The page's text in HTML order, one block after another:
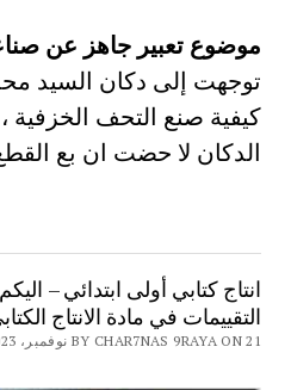
موضوع تعبير جاهز عن
توجهت إلى دكان السيد
كيفية صنع التحف
الدكان لا حضت ان بع
انتاج كتابي أولى ابتدائي –
التقييمات في مادة الانتاج
BY CHAR7NAS 9RAYA ON 21 نوفمبر، 2023